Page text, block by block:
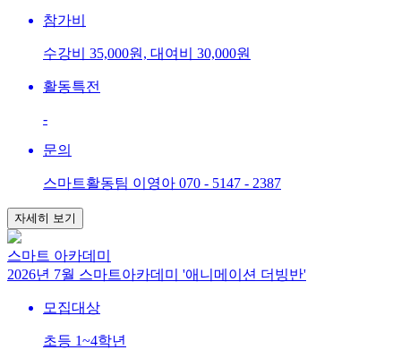
참가비
수강비 35,000원, 대여비 30,000원
활동특전
-
문의
스마트활동팀 이영아 070 - 5147 - 2387
자세히 보기
스마트 아카데미
2026년 7월 스마트아카데미 '애니메이션 더빙반'
모집대상
초등 1~4학년